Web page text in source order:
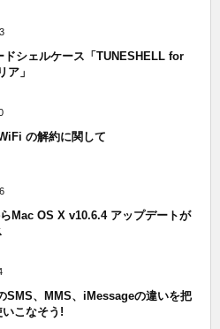
ドシェルケース「TUNESHELL for
ア」
の解約に関して
Mac OS X v10.6.4 アップデートが
SMS、MMS、iMessageの違いを把
こなそう!